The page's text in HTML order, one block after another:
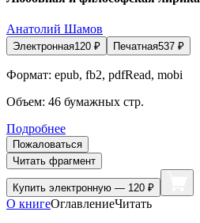
Анатолий Шамов
Электронная120 ₽ Печатная537 ₽
Формат: epub, fb2, pdfRead, mobi
Объем: 46 бумажных стр.
Подробнее
Пожаловаться
Читать фрагмент
Купить электронную — 120 ₽
О книгеОглавлениеЧитать